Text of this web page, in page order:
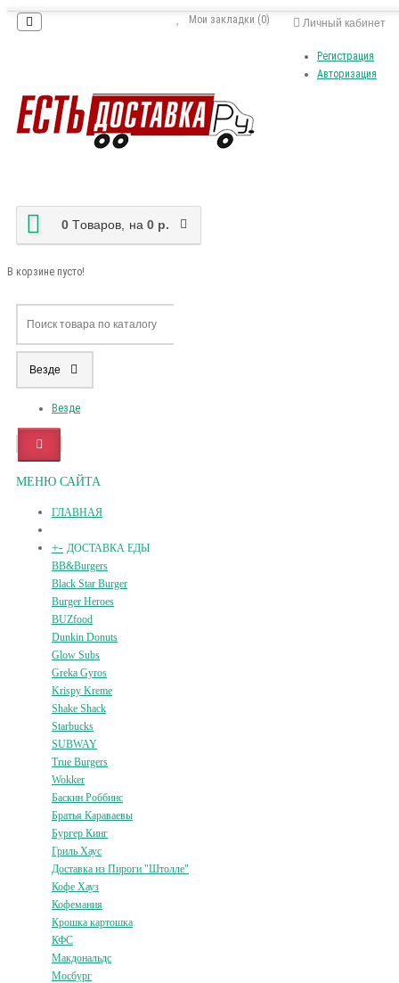
Личный кабинет
Регистрация
Авторизация
Мои закладки (0)
0 Tоваров, на 0 р.
В корзине пусто!
Везде
Везде
МЕНЮ САЙТА
ГЛАВНАЯ
+- ДОСТАВКА ЕДЫ
BB&Burgers
Black Star Burger
Burger Heroes
BUZfood
Dunkin Donuts
Glow Subs
Greka Gyros
Krispy Kreme
Shake Shack
Starbucks
SUBWAY
True Burgers
Wokker
Баскин Роббинс
Братья Караваевы
Бургер Кинг
Гриль Хаус
Доставка из Пироги "Штолле"
Кофе Хауз
Кофемания
Крошка картошка
КФС
Макдональдс
Мосбург